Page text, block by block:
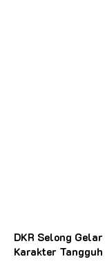
DKR Selong
Karakter